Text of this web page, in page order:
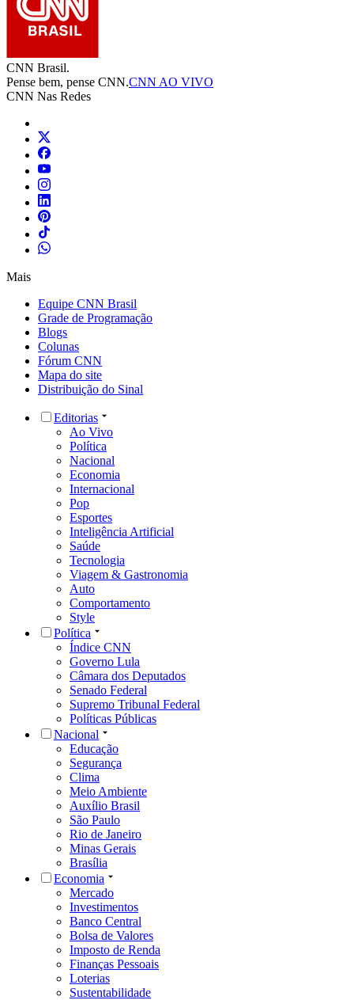
CNN Brasil.
Pense bem, pense CNN.CNN AO VIVO
CNN Nas Redes
Mais
Equipe CNN Brasil
Grade de Programação
Blogs
Colunas
Fórum CNN
Mapa do site
Distribuição do Sinal
Editorias
Ao Vivo
Política
Nacional
Economia
Internacional
Pop
Esportes
Inteligência Artificial
Saúde
Tecnologia
Viagem & Gastronomia
Auto
Comportamento
Style
Política
Índice CNN
Governo Lula
Câmara dos Deputados
Senado Federal
Supremo Tribunal Federal
Políticas Públicas
Nacional
Educação
Segurança
Clima
Meio Ambiente
Auxílio Brasil
São Paulo
Rio de Janeiro
Minas Gerais
Brasília
Economia
Mercado
Investimentos
Banco Central
Bolsa de Valores
Imposto de Renda
Finanças Pessoais
Loterias
Sustentabilidade